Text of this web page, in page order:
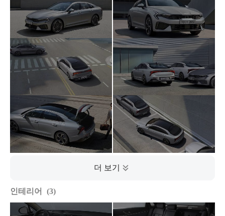
인테리어 3